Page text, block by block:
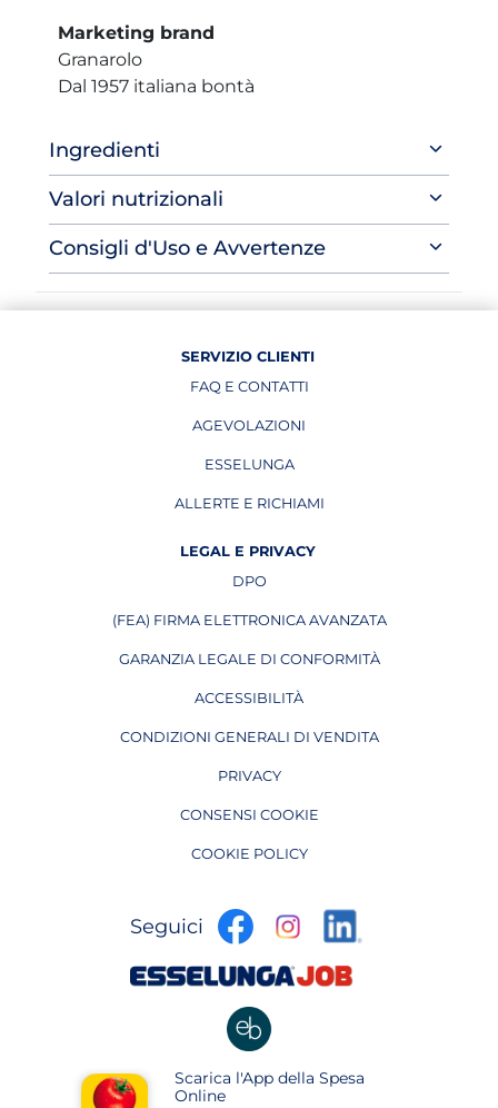
Marketing brand
Granarolo
Dal 1957 italiana bontà
Ingredienti
Valori nutrizionali
Consigli d'Uso e Avvertenze
SERVIZIO CLIENTI
FAQ E CONTATTI
AGEVOLAZIONI
ESSELUNGA
APRE IN UNA NUOVA PAGINA
ALLERTE E RICHIAMI
APRE IN UNA NUOVA PAGINA
LEGAL E PRIVACY
DPO
APRE IN UNA NUOVA PAGINA
(FEA) FIRMA ELETTRONICA AVANZATA
APRE IN UNA NUOVA PAGINA
GARANZIA LEGALE DI CONFORMITÀ
ACCESSIBILITÀ
CONDIZIONI GENERALI DI VENDITA
PRIVACY
CONSENSI COOKIE
COOKIE POLICY
Seguici
apre
una
pagina
apre
una
in
pagina
in
Scarica l'App della Spesa
Online